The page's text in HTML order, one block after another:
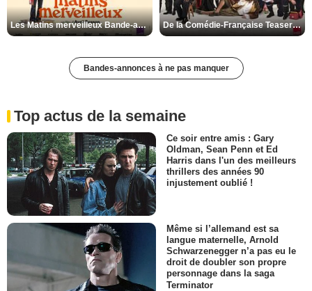
Les Matins merveilleux Bande-annonce VF De la Comédie-Française Teaser VF
Bandes-annonces à ne pas manquer
Top actus de la semaine
Ce soir entre amis : Gary
Oldman, Sean Penn et Ed
Harris dans l'un des meilleurs
thrillers des années 90
injustement oublié !
Même si l’allemand est sa
langue maternelle, Arnold
Schwarzenegger n’a pas eu le
droit de doubler son propre
personnage dans la saga
Terminator